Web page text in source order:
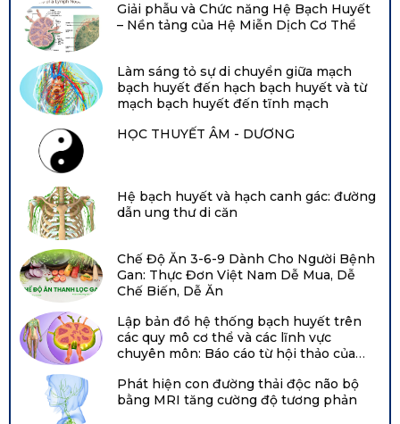
Giải phẫu và Chức năng Hệ Bạch Huyết
– Nền tảng của Hệ Miễn Dịch Cơ Thể
Làm sáng tỏ sự di chuyển giữa mạch
bạch huyết đến hạch bạch huyết và từ
mạch bạch huyết đến tĩnh mạch
HỌC THUYẾT ÂM - DƯƠNG
Hệ bạch huyết và hạch canh gác: đường
dẫn ung thư di căn
Chế Độ Ăn 3-6-9 Dành Cho Người Bệnh
Gan: Thực Đơn Việt Nam Dễ Mua, Dễ
Chế Biến, Dễ Ăn
Lập bản đồ hệ thống bạch huyết trên
các quy mô cơ thể và các lĩnh vực
chuyên môn: Báo cáo từ hội thảo của
2021 tại Hội nghị chuyên đề về bạch
huyết Boston
Phát hiện con đường thải độc não bộ
bằng MRI tăng cường độ tương phản